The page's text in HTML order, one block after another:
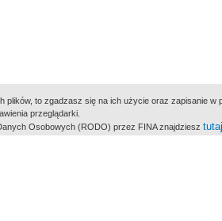
to zgadzasz się na ich użycie oraz zapisanie w
przeglądarki.
Osobowych (RODO) przez FINA znajdziesz tutaj